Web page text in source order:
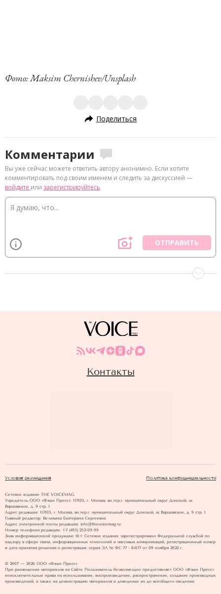
Фото: Maksim Chernishev/Unsplash
Поделиться
Комментарии
Вы уже сейчас можете ответить автору анонимно. Если хотите
комментировать под своим именем и следить за дискуссией —
войдите или зарегистрируйтесь
ОТПРАВИТЬ
Контакты
Условия размещения Политика конфиденциальности
Сетевое издание THE VOICEMAG
Учредитель ООО «Фэшн Пресс»: 117105, г. Москва, вн.тер.г. муниципальный округ Донской, ш
Варшавское, д. 9 стр. 1
Адрес редакции: 117105, г. Москва, вн.тер.г. муниципальный округ Донской, ш Варшавское, д. 9 стр. 1
Главный редактор: Великина Екатерина Сергеевна
Адрес электронной почты редакции: info@thevoicemag.ru
Номер телефона редакции: +7 (495) 252-09-99
Знак информационной продукции: 16+ Cетевое издание зарегистрировано Федеральной службой по
надзору в сфере связи, информационных технологий и массовых коммуникаций, регистрационный номер
и дата принятия решения о регистрации: серия ЭЛ № ФС 77 - 84177 от 09 ноября 2022 г.
© 2007 — 2026 ООО «Фэшн Пресс»
При размещении материалов на Сайте Пользователь безвозмездно предоставляет ООО «Фэшн Пресс»
неисключительные права на использование, воспроизведение, распространение, создание производных
произведений, а также на демонстрацию материалов и доведение их до всеобщего сведения.